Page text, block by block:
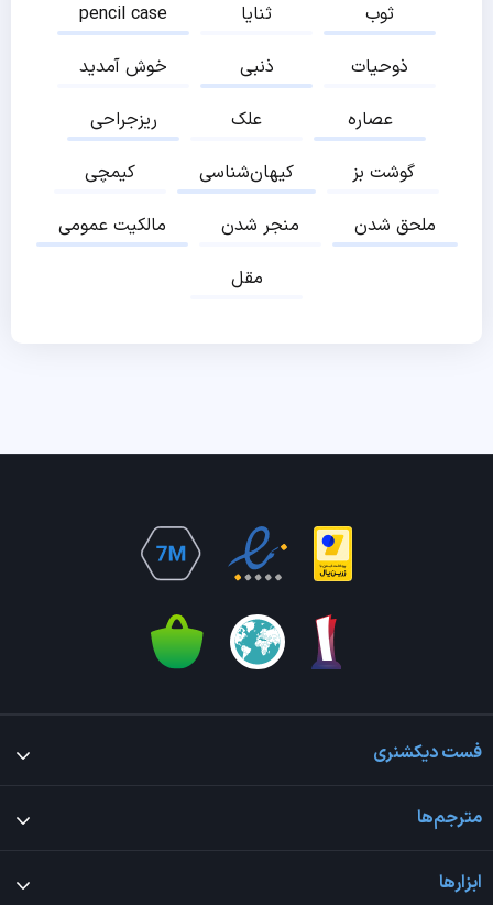
pencil case
ثنایا
ثوب
خوش آمدید
ذنبی
ذوحیات
ریزجراحی
علک
عصاره
کیمچی
کیهان‌شناسی
گوشت بز
مالکیت عمومی
منجر شدن
ملحق شدن
مقل
فست دیکشنری
مترجم‌ها
ابزارها